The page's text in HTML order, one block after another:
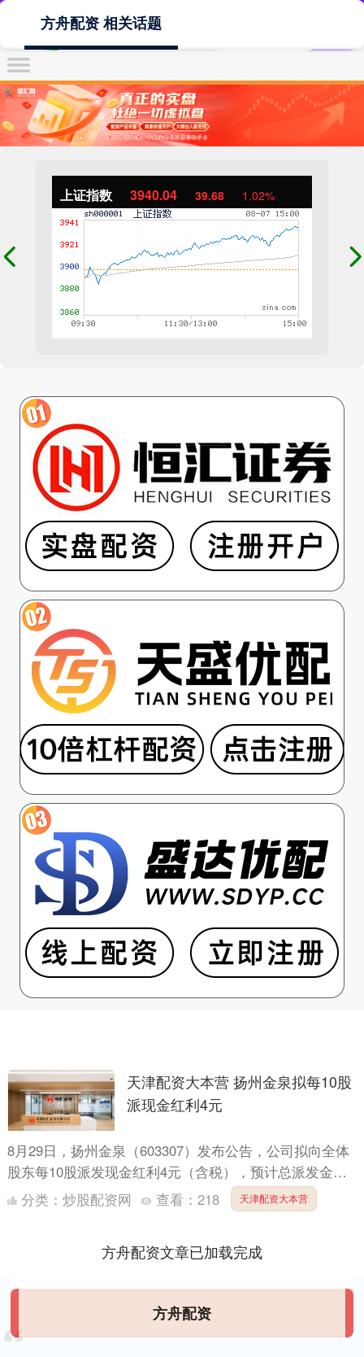
上证指数 3940.04 39.68 1.02%
方舟配资 相关话题
天津配资大本营 扬州金泉拟每10股
派现金红利4元
8月29日，扬州金泉（603307）发布公告，公司拟向全体
股东每10股派发现金红利4元（含税），预计总派发金额
为2715万元，占归母净利润的41.37%。 20....
分类： 炒股配资网 查看： 218 天津配资大本营
方舟配资文章已加载完成
方舟配资